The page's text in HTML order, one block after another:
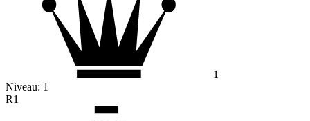
1
Niveau: 1
R1